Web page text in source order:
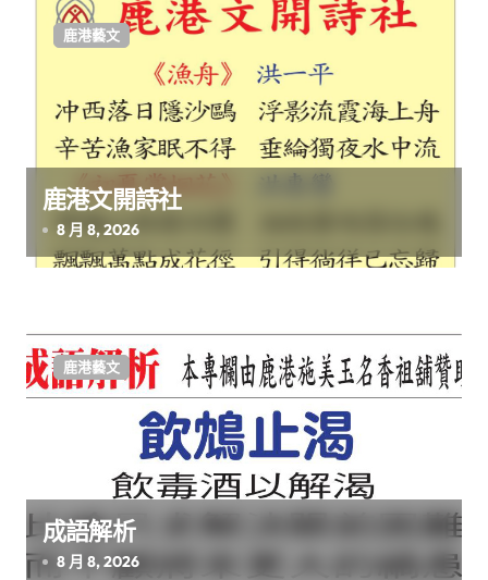
鹿港藝文
鹿港文開詩社
8 月 8, 2026
鹿港藝文
成語解析
8 月 8, 2026